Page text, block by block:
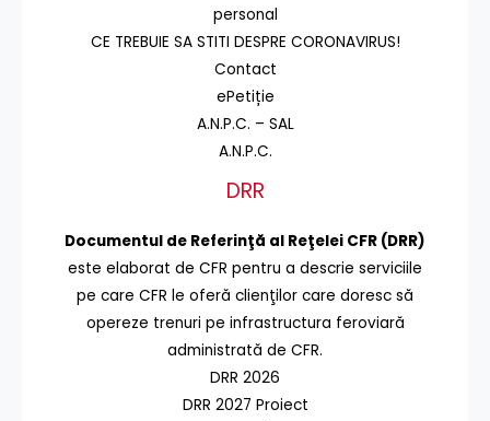
personal
CE TREBUIE SA STITI DESPRE CORONAVIRUS!
Contact
ePetiție
A.N.P.C. – SAL
A.N.P.C.
DRR
Documentul de Referinţă al Reţelei CFR (DRR)
este elaborat de CFR pentru a descrie serviciile
pe care CFR le oferă clienţilor care doresc să
opereze trenuri pe infrastructura feroviară
administrată de CFR.
DRR 2026
DRR 2027 Proiect